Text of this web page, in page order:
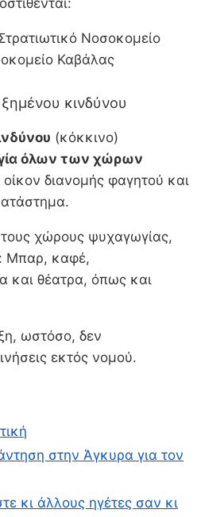
Νοσοκομείο
Καβάλας
κινδύνου
(κόκκινο)
όλων των χώρων
οίκον διανομής φαγητού και
τους χώρους ψυχαγωγίας,
Μπαρ, καφέ,
και θέατρα, όπως και
ωστόσο, δεν
εκτός νομού.
στην Άγκυρα για τον
κι άλλους ηγέτες σαν κι